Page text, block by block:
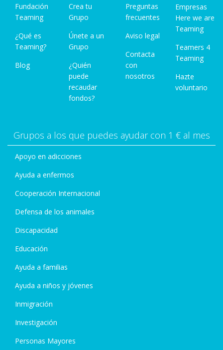
Fundación
Teaming
¿Qué es
Teaming?
Blog
Crea tu
Grupo
Únete a un
Grupo
¿Quién
puede
recaudar
fondos?
Preguntas
frecuentes
Aviso legal
Contacta
con
nosotros
Empresas
Here we are
Teaming
Teamers 4
Teaming
Hazte
voluntario
Grupos a los que puedes ayudar con 1 € al mes
Apoyo en adicciones
Ayuda a enfermos
Cooperación Internacional
Defensa de los animales
Discapacidad
Educación
Ayuda a familias
Ayuda a niños y jóvenes
Inmigración
Investigación
Personas Mayores